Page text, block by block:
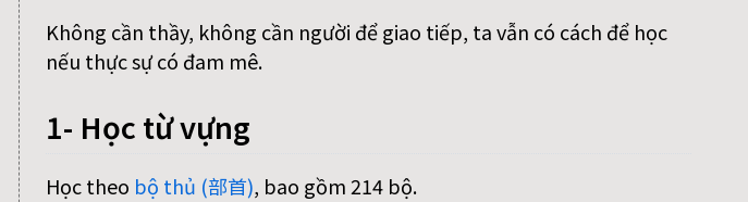
Không cần thầy, không cần người để giao tiếp, ta vẫn có cách để học
nếu thực sự có đam mê.
1- Học từ vựng
Học theo bộ thủ (部首), bao gồm 214 bộ.